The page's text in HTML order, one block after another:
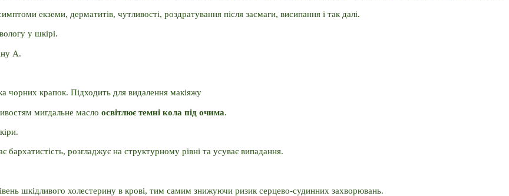
екземи, дерматитів, чутливості, роздратування після засмаги, висипання і так далі.
у шкірі.
A.
чорних крапок. Підходить для видалення макіяжу
мигдальне масло освітлює темні кола під очима.
розгладжує на структурному рівні та усуває випадання.
шкідливого холестерину в крові, тим самим знижуючи ризик серцево-судинних захворювань.